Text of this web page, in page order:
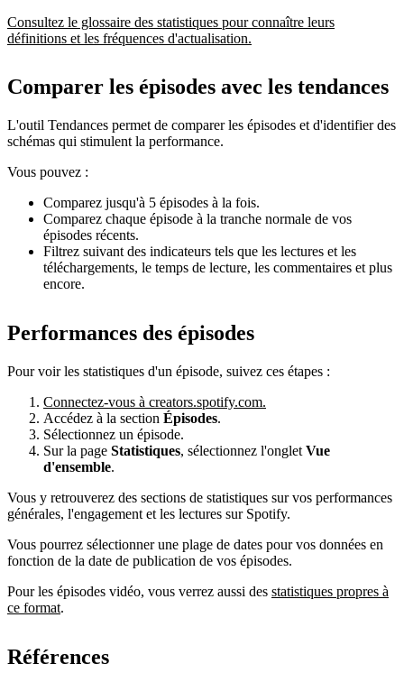
Consultez le glossaire des statistiques pour connaître leurs
définitions et les fréquences d'actualisation.
Comparer les épisodes avec les tendances
L'outil Tendances permet de comparer les épisodes et d'identifier des
schémas qui stimulent la performance.
Vous pouvez :
Comparez jusqu'à 5 épisodes à la fois.
Comparez chaque épisode à la tranche normale de vos
épisodes récents.
Filtrez suivant des indicateurs tels que les lectures et les
téléchargements, le temps de lecture, les commentaires et plus
encore.
Performances des épisodes
Pour voir les statistiques d'un épisode, suivez ces étapes :
Connectez-vous à creators.spotify.com.
Accédez à la section Épisodes.
Sélectionnez un épisode.
Sur la page Statistiques, sélectionnez l'onglet Vue
d'ensemble.
Vous y retrouverez des sections de statistiques sur vos performances
générales, l'engagement et les lectures sur Spotify.
Vous pourrez sélectionner une plage de dates pour vos données en
fonction de la date de publication de vos épisodes.
Pour les épisodes vidéo, vous verrez aussi des statistiques propres à
ce format.
Références